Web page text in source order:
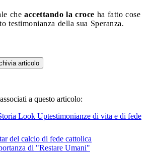
che accettando la croce ha fatto cose
testimonianza della sua Speranza.
articolo
a questo articolo:
Look Uptestimonianze di vita e di fede
del calcio di fede cattolica
di "Restare Umani"